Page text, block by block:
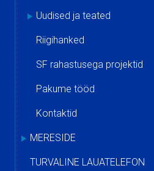
Uudised ja teated
Riigihanked
SF rahastusega projektid
Pakume tööd
Kontaktid
MERESIDE
TURVALINE LAUATELEFON